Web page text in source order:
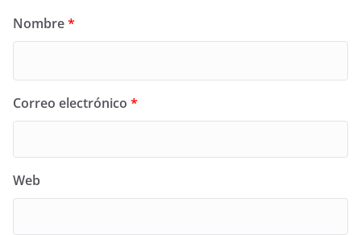
Nombre*
Correo electrónico *
Web